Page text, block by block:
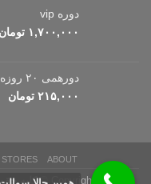
دوره vip
۱,۷۰۰,۰۰۰ تومان
دورهمی ۲۰ روزه عیدانه به زبان عربی
۲۱۵,۰۰۰ تومان
ABOUT
Copyright 2026 © کلیه